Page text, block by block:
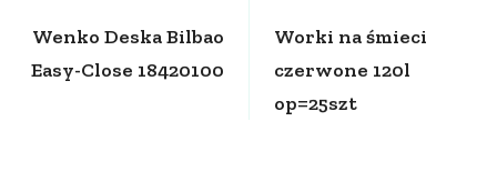
Wenko Deska Bilbao
Easy-Close 18420100
Worki na śmieci
czerwone 120l
op=25szt